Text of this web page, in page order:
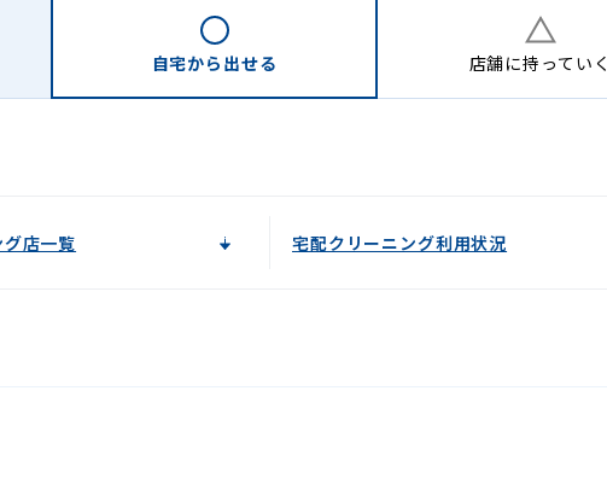
自宅から 出せる 店舗に持っていく
店一覧 宅配クリーニング利用状況